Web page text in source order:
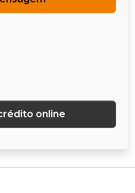
online